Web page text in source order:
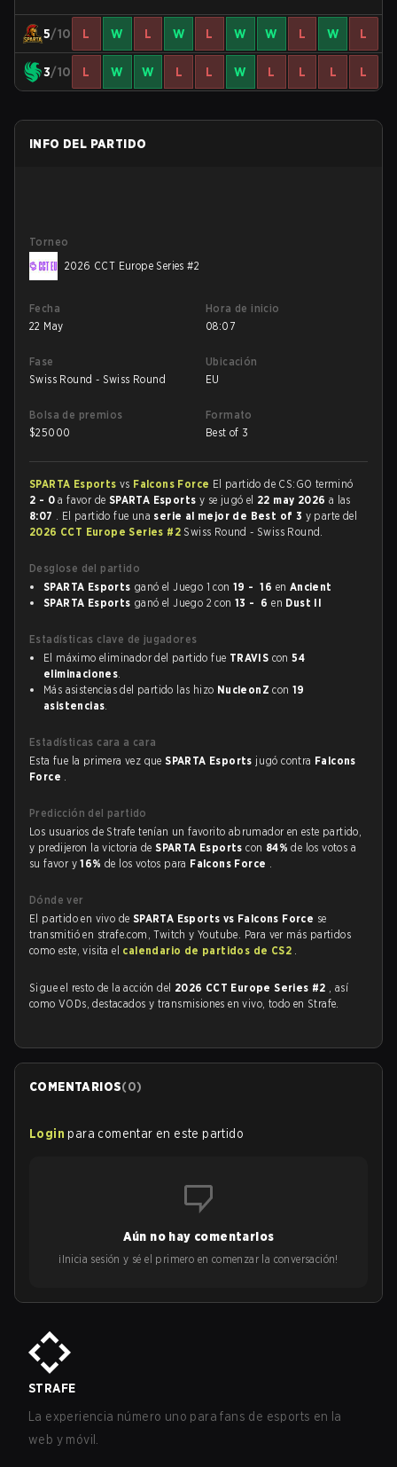
5/10 L W L W L W W L W L
3/10 L W W L L W L L L L
INFO DEL PARTIDO
Torneo
2026 CCT Europe Series #2
Fecha
22 May
Hora de inicio
08:07
Fase
Swiss Round - Swiss Round
Ubicación
EU
Bolsa de premios
$25000
Formato
Best of 3
SPARTA Esports vs Falcons Force El partido de CS:GO terminó
2 - 0 a favor de SPARTA Esports y se jugó el 22 may 2026 a las
8:07 . El partido fue una serie al mejor de Best of 3 y parte del
2026 CCT Europe Series #2 Swiss Round - Swiss Round.
Desglose del partido
SPARTA Esports ganó el Juego 1 con19 - 16 en Ancient
SPARTA Esports ganó el Juego 2 con13 - 6 en Dust II
Estadísticas clave de jugadores
El máximo eliminador del partido fue TRAVIS con54
eliminaciones.
Más asistencias del partido las hizo NucleonZ con19
asistencias.
Estadísticas cara a cara
Esta fue la primera vez queSPARTA Esports jugó contra Falcons
Force .
Predicción del partido
Los usuarios de Strafe tenían un favorito abrumador en este partido,
y predijeron la victoria deSPARTA Esportscon 84%de los votos a
su favor y16%de los votos para Falcons Force .
Dónde ver
El partido en vivo de SPARTA Esports vs Falcons Force se
transmitió en strafe.com, Twitch y Youtube. Para ver más partidos
como este, visita el calendario de partidos de CS2 .
Sigue el resto de la acción del 2026 CCT Europe Series #2 , así
como VODs, destacados y transmisiones en vivo, todo en Strafe.
COMENTARIOS(0)
Login para comentar en este partido
Aún no hay comentarios
¡Inicia sesión y sé el primero en comenzar la conversación!
STRAFE
La experiencia número uno para fans de esports en la
web y móvil.